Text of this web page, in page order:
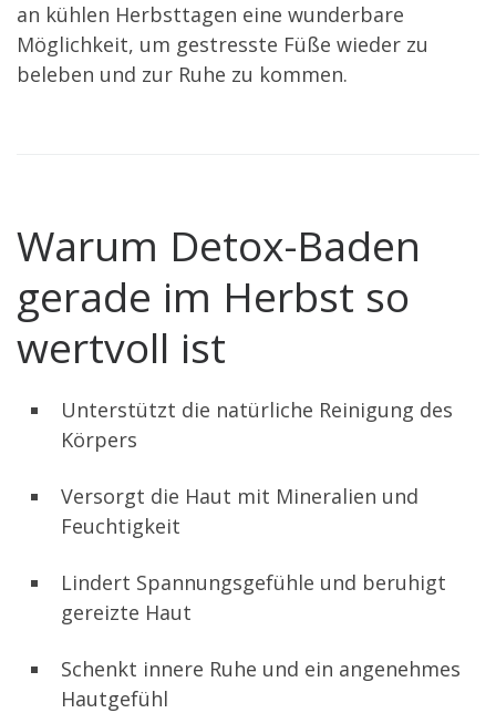
an kühlen Herbsttagen eine wunderbare
Möglichkeit, um gestresste Füße wieder zu
beleben und zur Ruhe zu kommen.
Warum Detox-Baden
gerade im Herbst so
wertvoll ist
Unterstützt die natürliche Reinigung des
Körpers
Versorgt die Haut mit Mineralien und
Feuchtigkeit
Lindert Spannungsgefühle und beruhigt
gereizte Haut
Schenkt innere Ruhe und ein angenehmes
Hautgefühl